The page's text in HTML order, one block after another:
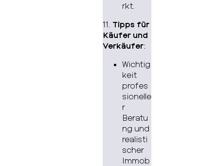
rkt.
11. Tipps für
Käufer und
Verkäufer:
Wichtig
keit
profes
sionelle
r
Beratu
ng und
realisti
scher
Immob